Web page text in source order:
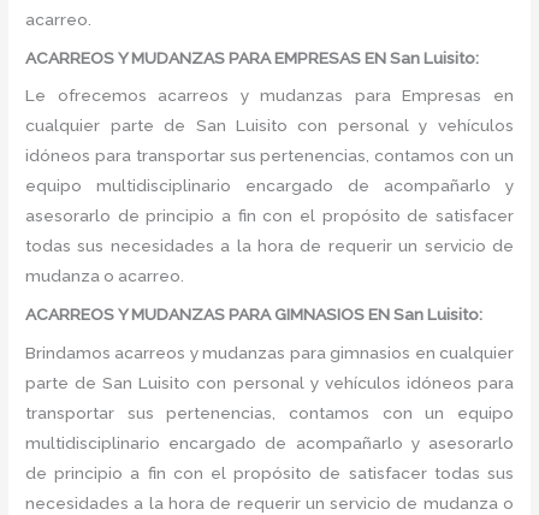
acarreo.
ACARREOS Y MUDANZAS PARA EMPRESAS EN San Luisito:
Le ofrecemos acarreos y mudanzas para Empresas en
cualquier parte de San Luisito con personal y vehículos
idóneos para transportar sus pertenencias, contamos con un
equipo multidisciplinario encargado de acompañarlo y
asesorarlo de principio a fin con el propósito de satisfacer
todas sus necesidades a la hora de requerir un servicio de
mudanza o acarreo.
ACARREOS Y MUDANZAS PARA GIMNASIOS EN San Luisito:
Brindamos acarreos y mudanzas para gimnasios en cualquier
parte de San Luisito con personal y vehículos idóneos para
transportar sus pertenencias, contamos con un equipo
multidisciplinario encargado de acompañarlo y asesorarlo
de principio a fin con el propósito de satisfacer todas sus
necesidades a la hora de requerir un servicio de mudanza o